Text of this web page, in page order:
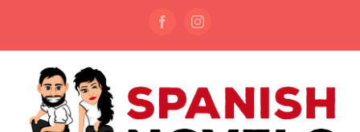
FacebookInstagram